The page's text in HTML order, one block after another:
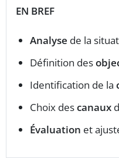
EN BREF
Analyse de la
Définition des
Identification de la
Choix descanaux
Évaluation et